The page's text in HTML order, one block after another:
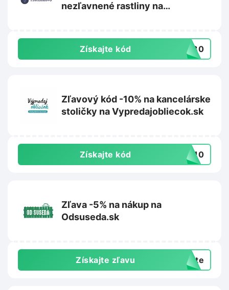
nezľavnené rastliny na
Získajte kód aj30
Zľavový kód -10% na kancelárske
stoličky na Vypredajobliecok.sk
Získajte kód IA10
Zľava -5% na nákup na
Odsuseda.sk
Získajte zľavu exte